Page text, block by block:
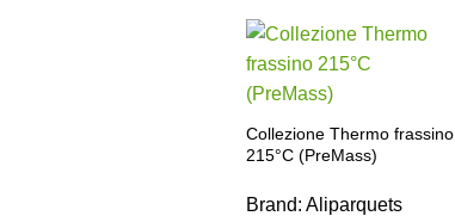
Collezione Thermo frassino
215°C (PreMass)
Brand: Aliparquets